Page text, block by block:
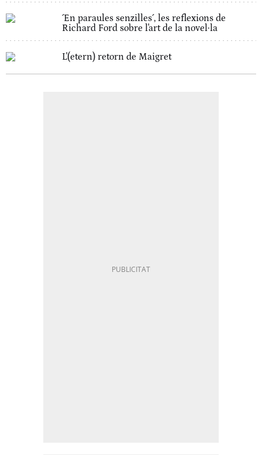
´En paraules senzilles´, les reflexions de
Richard Ford sobre l'art de la novel·la
L'(etern) retorn de Maigret